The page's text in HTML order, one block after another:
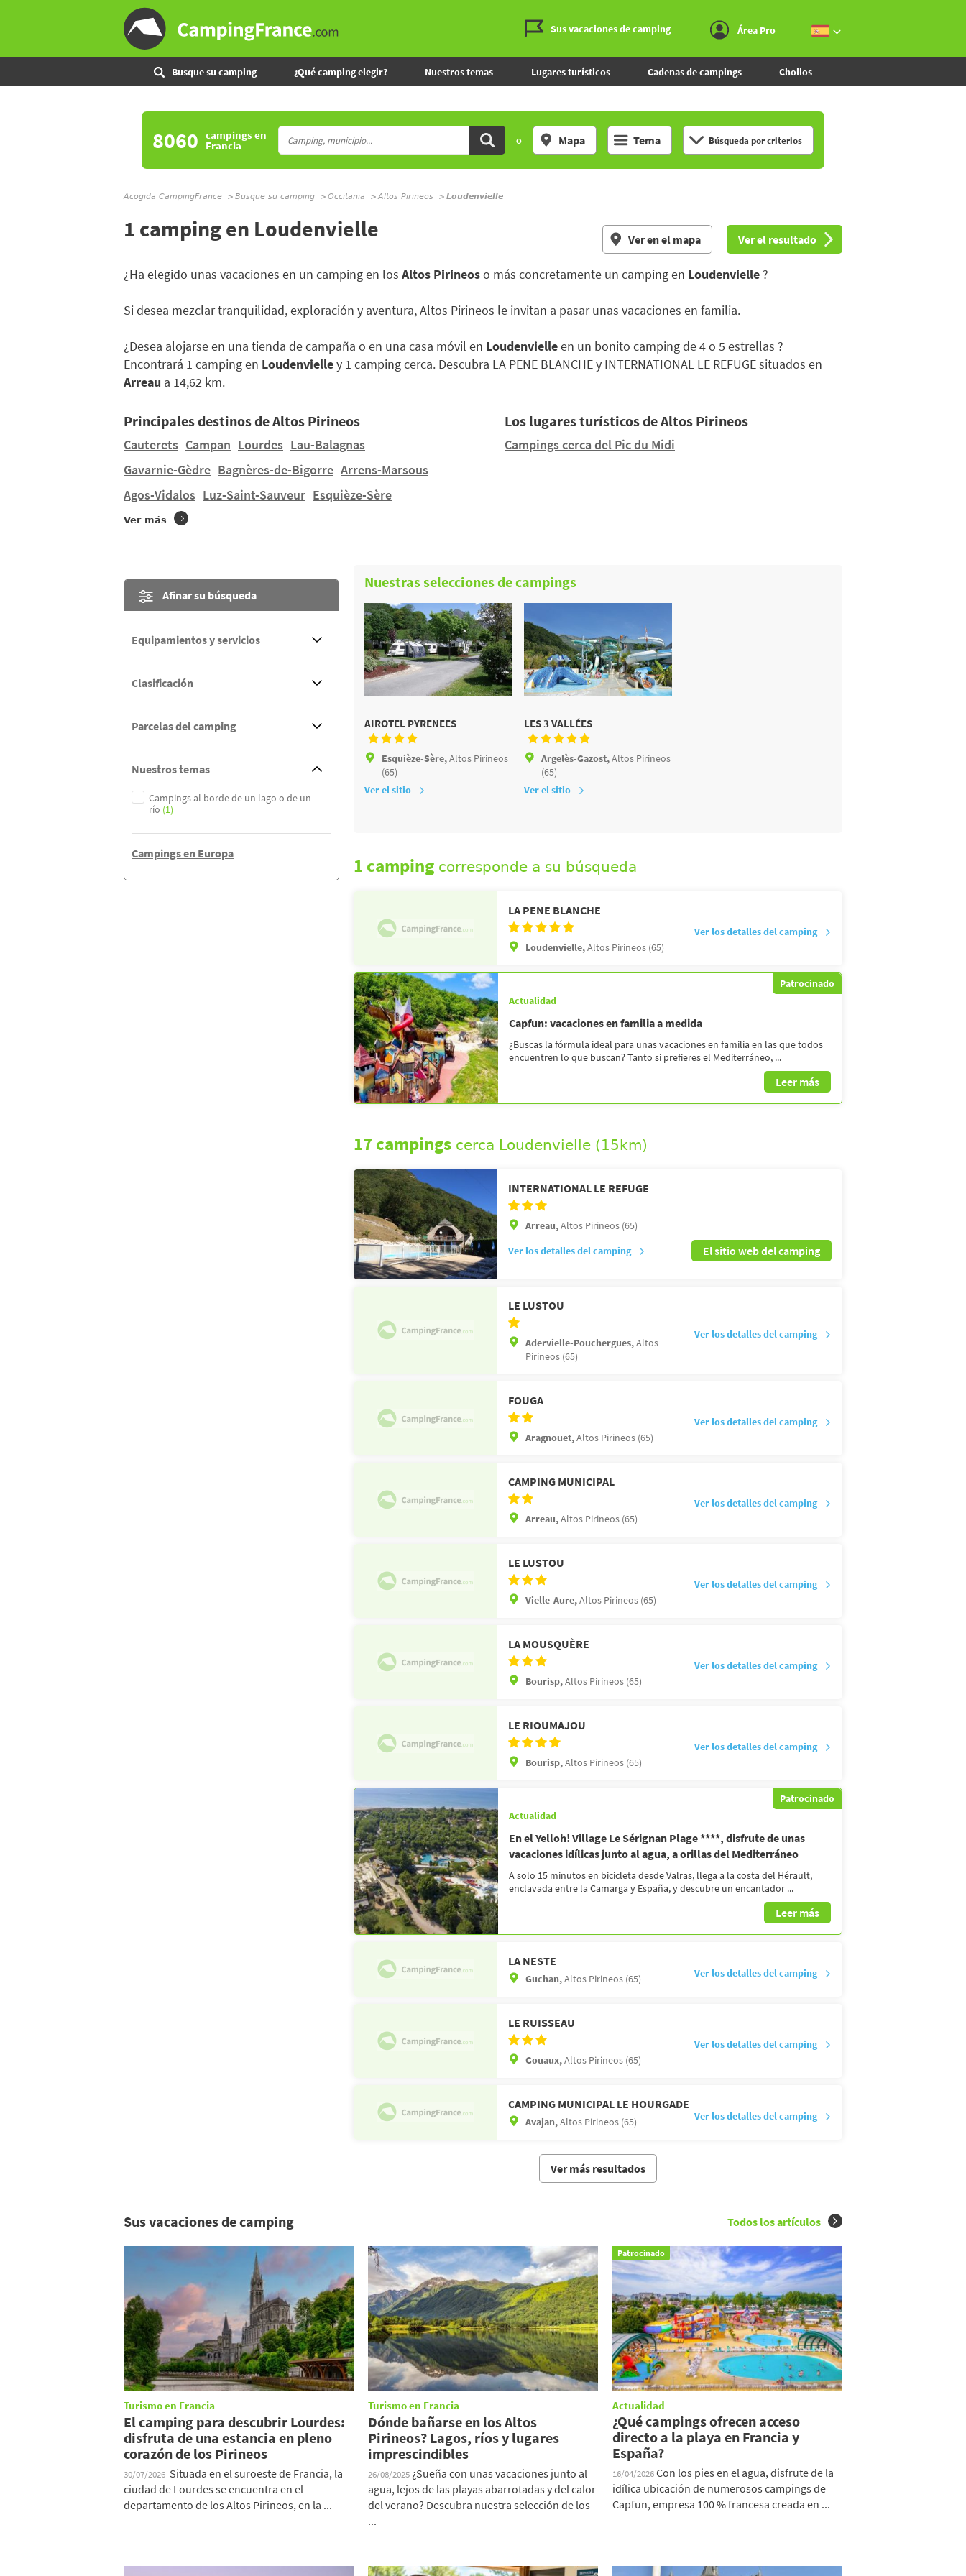
Sus vacaciones de camping Área Pro
Busque su camping ¿Qué camping elegir? Nuestros temas Lugares turísticos Cadenas de campings Chollos
8060 campingsen
Francia o Mapa Tema Búsqueda por criterios
Acogida CampingFrance Busque su camping Occitania Altos Pirineos Loudenvielle
1 camping en Loudenvielle Ver en el mapa Ver el resultado
¿Ha elegido unas vacaciones en un camping en los Altos Pirineoso más concretamente un camping en Loudenvielle ?
Si desea mezclar tranquilidad, exploración y aventura, Altos Pirineos le invitan a pasar unas vacaciones en familia.
¿Desea alojarse en una tienda de campaña o en una casa móvil en Loudenvielleen un bonito camping de 4 o 5 estrellas ?
Encontrará 1 camping en Loudenvielley 1 camping cerca. Descubra LA PENE BLANCHE y INTERNATIONAL LE REFUGE situados en
Arreau a 14,62 km.
Principales destinos de Altos Pirineos
Cauterets Campan Lourdes Lau-Balagnas
Gavarnie-Gèdre Bagnères-de-Bigorre Arrens-Marsous
Agos-Vidalos Luz-Saint-Sauveur Esquièze-Sère
Ver más
Los lugares turísticos de Altos Pirineos
Campings cerca del Pic du Midi
Afinar su búsqueda
Equipamientos y servicios
Clasificación
Parcelas del camping
Nuestros temas
Campings al borde de un lago o de un
río (1)
Campings en Europa
Nuestras selecciones de campings
AIROTEL PYRENEES
Esquièze-Sère,Altos Pirineos
(65)
Ver el sitio
LES 3 VALLÉES
Argelès-Gazost,Altos Pirineos
(65)
Ver el sitio
1 camping corresponde a su búsqueda
LA PENE BLANCHE
Loudenvielle,Altos Pirineos (65)
Ver los detalles del camping
Patrocinado
Actualidad
Capfun: vacaciones en familia a medida
¿Buscas la fórmula ideal para unas vacaciones en familia en las que todos
encuentren lo que buscan? Tanto si prefieres el Mediterráneo, ...
Leer más
17 campings cerca Loudenvielle (15km)
INTERNATIONAL LE REFUGE
Arreau,Altos Pirineos (65)
Ver los detalles del camping
El sitio web del camping
LE LUSTOU
Adervielle-Pouchergues,Altos
Pirineos (65)
Ver los detalles del camping
FOUGA
Aragnouet,Altos Pirineos (65)
Ver los detalles del camping
CAMPING MUNICIPAL
Arreau,Altos Pirineos (65)
Ver los detalles del camping
LE LUSTOU
Vielle-Aure,Altos Pirineos (65)
Ver los detalles del camping
LA MOUSQUÈRE
Bourisp,Altos Pirineos (65)
Ver los detalles del camping
LE RIOUMAJOU
Bourisp,Altos Pirineos (65)
Ver los detalles del camping
Patrocinado
Actualidad
En el Yelloh! Village Le Sérignan Plage ****, disfrute de unas
vacaciones idílicas junto al agua, a orillas del Mediterráneo
A solo 15 minutos en bicicleta desde Valras, llega a la costa del Hérault,
enclavada entre la Camarga y España, y descubre un encantador ...
Leer más
LA NESTE
Guchan,Altos Pirineos (65) Ver los detalles del camping
LE RUISSEAU
Gouaux,Altos Pirineos (65)
Ver los detalles del camping
CAMPING MUNICIPAL LE HOURGADE
Avajan,Altos Pirineos (65) Ver los detalles del camping
Ver más resultados
Sus vacaciones de camping Todos los artículos
Turismo en Francia
El camping para descubrir Lourdes:
disfruta de una estancia en pleno
corazón de los Pirineos
30/07/2026 Situada en el suroeste de Francia, la
ciudad de Lourdes se encuentra en el
departamento de los Altos Pirineos, en la ...
Turismo en Francia
Dónde bañarse en los Altos
Pirineos? Lagos, ríos y lugares
imprescindibles
26/08/2025 ¿Sueña con unas vacaciones junto al
agua, lejos de las playas abarrotadas y del calor
del verano? Descubra nuestra selección de los
...
Patrocinado
Actualidad
¿Qué campings ofrecen acceso
directo a la playa en Francia y
España?
16/04/2026Con los pies en el agua, disfrute de la
idílica ubicación de numerosos campings de
Capfun, empresa 100 % francesa creada en ...